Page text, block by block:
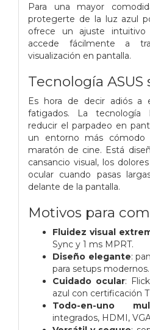
Para una mayor
protegerte de la luz azul
ofrece un ajuste
accede fácilmente a
visualización en pantalla.
Tecnología
Es hora de decir adiós a
fatigados. La tecnología
reducir el parpadeo en
un entorno más cómodo
maratón de cine. Está
cansancio visual, los
ocular cuando pasas
delante de la pantalla.
Motivos para
Fluidez visual
Sync y 1 ms MPRT.
Diseño elegante:
para setups modernos.
Cuidado ocular:
azul con certificación
Todo-en-uno
integrados, HDMI,